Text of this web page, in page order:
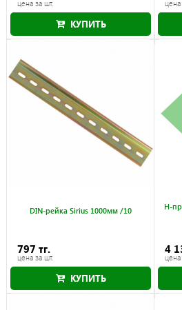
цена за шт.
Акция действует до 31.08.2026
КУПИТЬ
цена
DIN-рейка Sirius 1000мм /10
797 тг.
цена за шт.
КУПИТЬ
H-
4
цена